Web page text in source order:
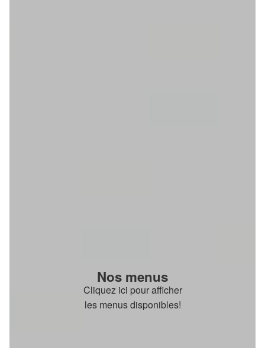
Nos menus
Cliquez ici pour afficher
les menus disponibles!